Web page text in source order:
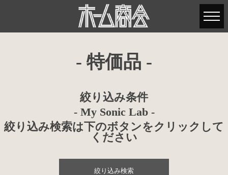
- 特価品 -
絞り込み条件
- My Sonic Lab -
絞り込み検索は下のボタンをクリックして
ください
絞り込み検索